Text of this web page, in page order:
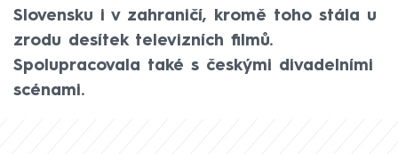
Slovensku i v zahraničí, kromě toho stála u
zrodu desítek televizních filmů.
Spolupracovala také s českými divadelními
scénami.